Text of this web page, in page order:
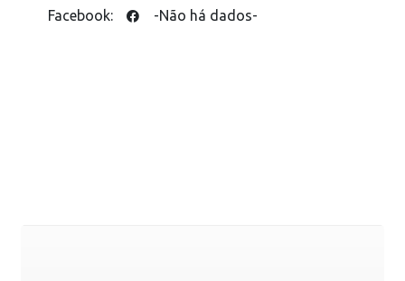
Facebook: -Não há dados-